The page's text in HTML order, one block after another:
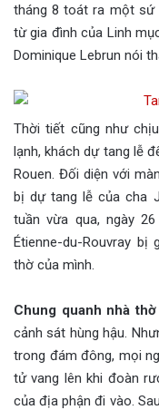
tháng 8 toát ra một sứ
từ gia đình của Linh
Dominique Lebrun nói
Thời tiết cũng như
lạnh, khách dự tang lễ
Rouen. Đối diện với
bị dự tang lễ của cha
tuần vừa qua, ngày
Étienne-du-Rouvray
thờ của mình.
Chung quanh nhà thờ
cảnh sát hùng hậu.
trong đám đông, mọi
tử vang lên khi đoàn
của địa phận đi vào.